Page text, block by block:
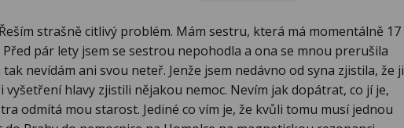
strašně citlivý problém. Mám sestru, která má momentálně 17
Před pár lety jsem se sestrou nepohodla a ona se mnou prerušila
nevídám ani svou neteř. Jenže jsem nedávno od syna zjistila, že ji
vyšetření hlavy zjistili nějakou nemoc. Nevím jak dopátrat, co jí je,
odmítá mou starost. Jediné co vím je, že kvůli tomu musí jednou